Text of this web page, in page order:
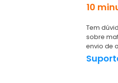
10
Tem
sobre
envio de